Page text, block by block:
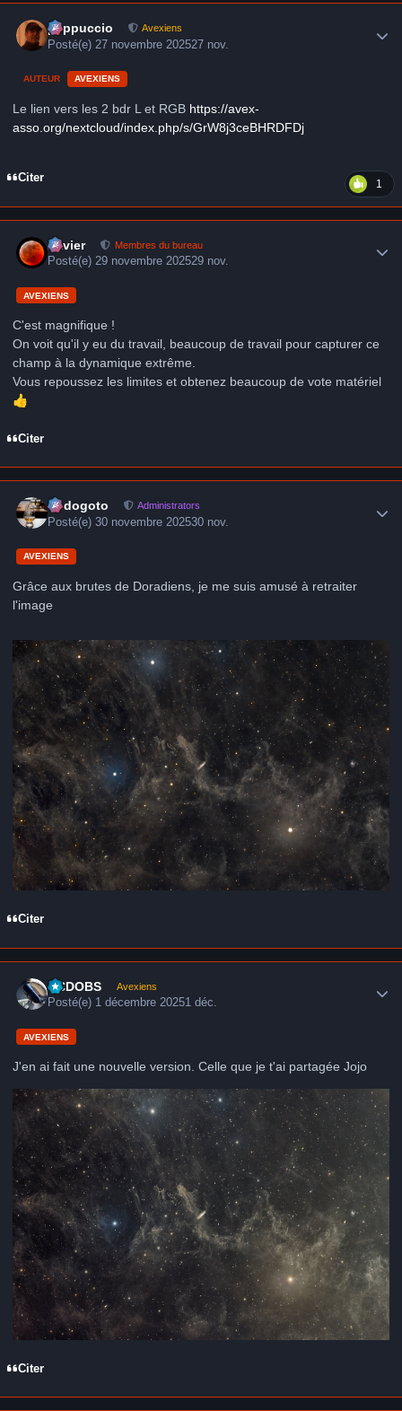
peppuccio Avexiens
Posté(e) 27 novembre 202527 nov.
AUTEUR AVEXIENS
Le lien vers les 2 bdr L et RGB https://avex-
asso.org/nextcloud/index.php/s/GrW8j3ceBHRDFDj
Citer 1
Xavier Membres du bureau
Posté(e)29 novembre 202529 nov.
AVEXIENS
C'est magnifique !
On voit qu'il y eu du travail, beaucoup de travail pour capturer ce
champ à la dynamique extrême.
Vous repoussez les limites et obtenez beaucoup de vote matériel
👍
Citer
frédogoto Administrators
Posté(e)30 novembre 202530 nov.
AVEXIENS
Grâce aux brutes de Doradiens, je me suis amusé à retraiter
l'image
Citer
CCDOBS Avexiens
Posté(e) 1 décembre 20251 déc.
AVEXIENS
J'en ai fait une nouvelle version. Celle que je t'ai partagée Jojo
Citer